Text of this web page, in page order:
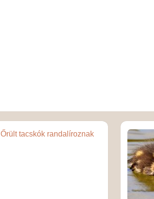
Őrült tacskók randalíroznak